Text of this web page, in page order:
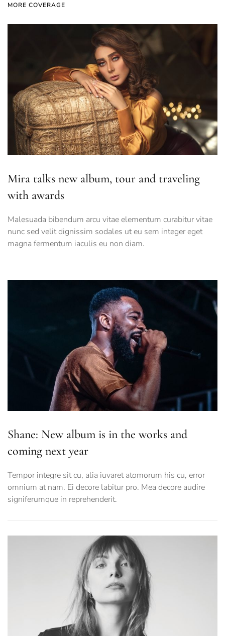
MORE COVERAGE
Mira talks new album, tour and traveling
with awards
Malesuada bibendum arcu vitae elementum curabitur vitae
nunc sed velit dignissim sodales ut eu sem integer eget
magna fermentum iaculis eu non diam.
Shane: New album is in the works and
coming next year
Tempor integre sit cu, alia iuvaret atomorum his cu, error
omnium at nam. Ei decore labitur pro. Mea decore audire
signiferumque in reprehenderit.